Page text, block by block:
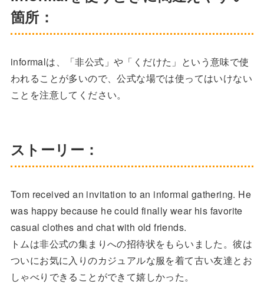
箇所：
informalは、「非公式」や「くだけた」という意味で使
われることが多いので、公式な場では使ってはいけない
ことを注意してください。
ストーリー：
Tom received an invitation to an informal gathering. He
was happy because he could finally wear his favorite
casual clothes and chat with old friends.
トムは非公式の集まりへの招待状をもらいました。彼は
ついにお気に入りのカジュアルな服を着て古い友達とお
しゃべりできることができて嬉しかった。